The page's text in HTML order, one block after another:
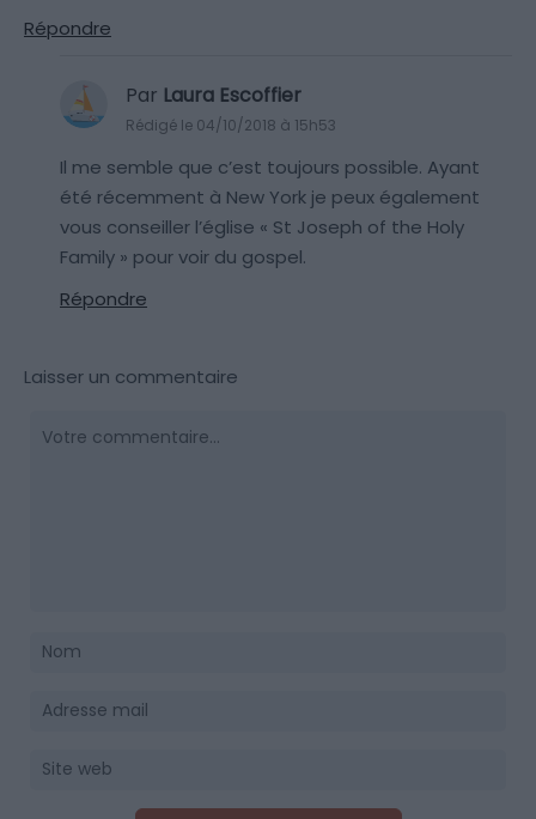
Répondre
Par Laura Escoffier
Rédigé le 04/10/2018 à 15h53
Il me semble que c’est toujours possible. Ayant
été récemment à New York je peux également
vous conseiller l’église « St Joseph of the Holy
Family » pour voir du gospel.
Répondre
Laisser un commentaire